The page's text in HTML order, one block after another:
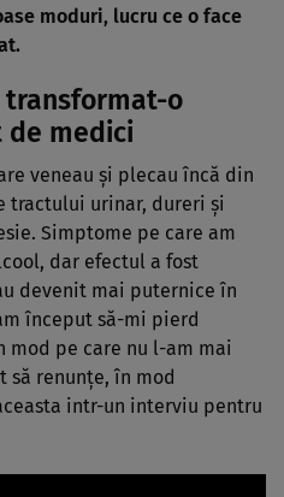
moduri, lucru ce o face
transformat-o
medici
veneau și plecau încă din
tractului urinar, dureri și
Simptome pe care am
dar efectul a fost
devenit mai puternice în
început să-mi pierd
pe care nu l-am mai
să renunțe, în mod
intr-un interviu pentru